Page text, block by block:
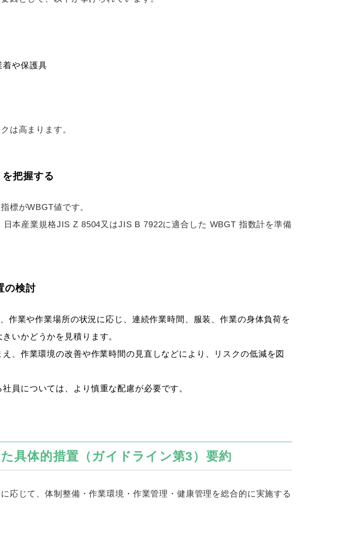
着や保護具
は高まります。
把握する
標がWBGT値です。
日本産業規格JIS Z 8504又はJIS B 7922に適合した WBGT 指数計を準備
の検討
作業や作業場所の状況に応じ、連続作業時間、服装、作業の身体負荷を
いかどうかを見積ります。
、作業環境の改善や作業時間の見直しなどにより、リスクの低減を図
員については、より慎重な配慮が必要です。
具体的措置（ガイドライン第3）要約
応じて、体制整備・作業環境・作業管理・健康管理を総合的に実施する